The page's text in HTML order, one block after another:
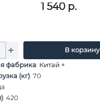
1 540 р.
В корзину
фабрика: Китай +
(кг): 70
: 420